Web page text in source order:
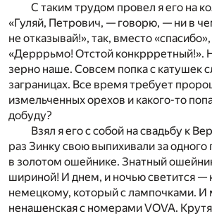
С таким трудом провел я его на
«Гуляй, Петрович, — говорю, — ни в
не отказывай!», так, вместо
«Дерррьмо! Отстой конкррретный!».
зерно наше. Совсем попка с катушек
заграницах. Все время требует
измельченных орехов и какого-то
добуду?
Взял я его с собой на свадьбу к
раз Зинку свою выпихивали за одного
в золотом ошейнике. Знатный
шириной! И днем, и ночью светится —
немецкому, который с лампочками. И
ненашенская с номерами VOVA.